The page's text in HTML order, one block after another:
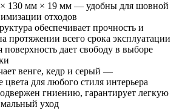
130 мм × 19 мм — удобны для шовной
отходов
обеспечивает прочность и
протяжении всего срока эксплуатации
поверхность дает свободу в выборе
венге, кедр и серый —
цвета для любого стиля интерьера
гниению, гарантирует легкую
уход